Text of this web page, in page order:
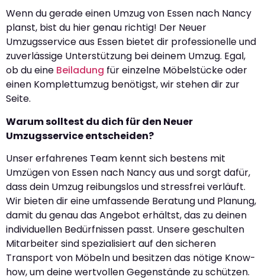
Wenn du gerade einen Umzug von Essen nach Nancy
planst, bist du hier genau richtig! Der Neuer
Umzugsservice aus Essen bietet dir professionelle und
zuverlässige Unterstützung bei deinem Umzug. Egal,
ob du eine Beiladung für einzelne Möbelstücke oder
einen Komplettumzug benötigst, wir stehen dir zur
Seite.
Warum solltest du dich für den Neuer
Umzugsservice entscheiden?
Unser erfahrenes Team kennt sich bestens mit
Umzügen von Essen nach Nancy aus und sorgt dafür,
dass dein Umzug reibungslos und stressfrei verläuft.
Wir bieten dir eine umfassende Beratung und Planung,
damit du genau das Angebot erhältst, das zu deinen
individuellen Bedürfnissen passt. Unsere geschulten
Mitarbeiter sind spezialisiert auf den sicheren
Transport von Möbeln und besitzen das nötige Know-
how, um deine wertvollen Gegenstände zu schützen.